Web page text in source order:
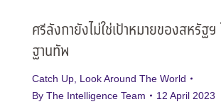
ศรีลังกายังไม่ใช่เป้าหมายของสหรัฐฯ
ฐานทัพ
Catch Up Look Around The World
By The Intelligence Team 12 April 2023